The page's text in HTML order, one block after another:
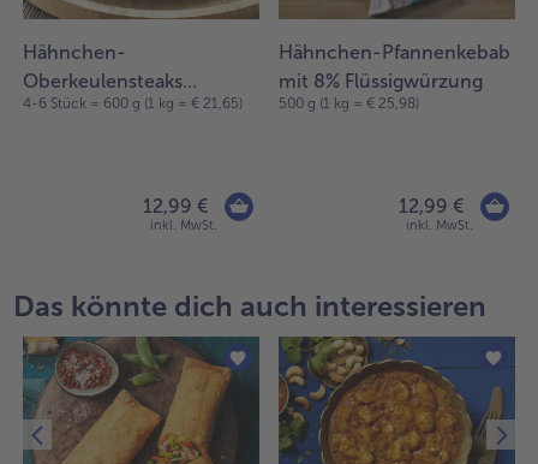
Hähnchen-
Oberkeulensteaks
„Holzfäller" mit 8%
4-6 Stück = 600 g (1 kg = € 21,65)
12,99 €
inkl. MwSt.
Hähnchen-Pfannenkebab
mit 8% Flüssigwürzung
500 g (1 kg = € 25,98)
12,99 €
inkl. MwSt.
Das könnte dich auch interessieren